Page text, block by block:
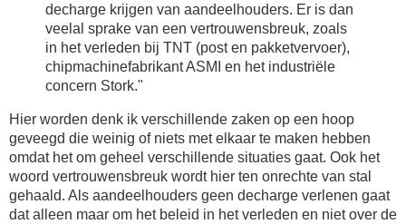
decharge krijgen van aandeelhouders. Er is dan
veelal sprake van een vertrouwensbreuk, zoals
in het verleden bij TNT (post en pakketvervoer),
chipmachinefabrikant ASMI en het industriële
concern Stork."
Hier worden denk ik verschillende zaken op een hoop
geveegd die weinig of niets met elkaar te maken hebben
omdat het om geheel verschillende situaties gaat. Ook het
woord vertrouwensbreuk wordt hier ten onrechte van stal
gehaald. Als aandeelhouders geen decharge verlenen gaat
dat alleen maar om het beleid in het verleden en niet over de